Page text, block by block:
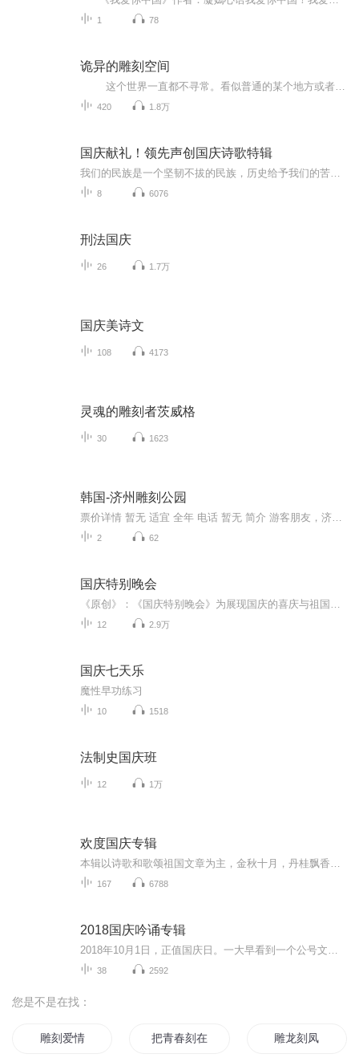
1 78
诡异的雕刻空间
420 1.8万
国庆献礼！领先声创国庆诗歌特辑
8 6076
刑法国庆
26 1.7万
国庆美诗文
108 4173
灵魂的雕刻者茨威格
30 1623
韩国-济州雕刻公园
2 62
国庆特别晚会
12 2.9万
国庆七天乐
魔性早功练习
10 1518
法制史国庆班
12 1万
欢度国庆专辑
167 6788
2018国庆吟诵专辑
38 2592
您是不是在找：
雕刻爱情 把青春刻在心上 雕龙刻凤